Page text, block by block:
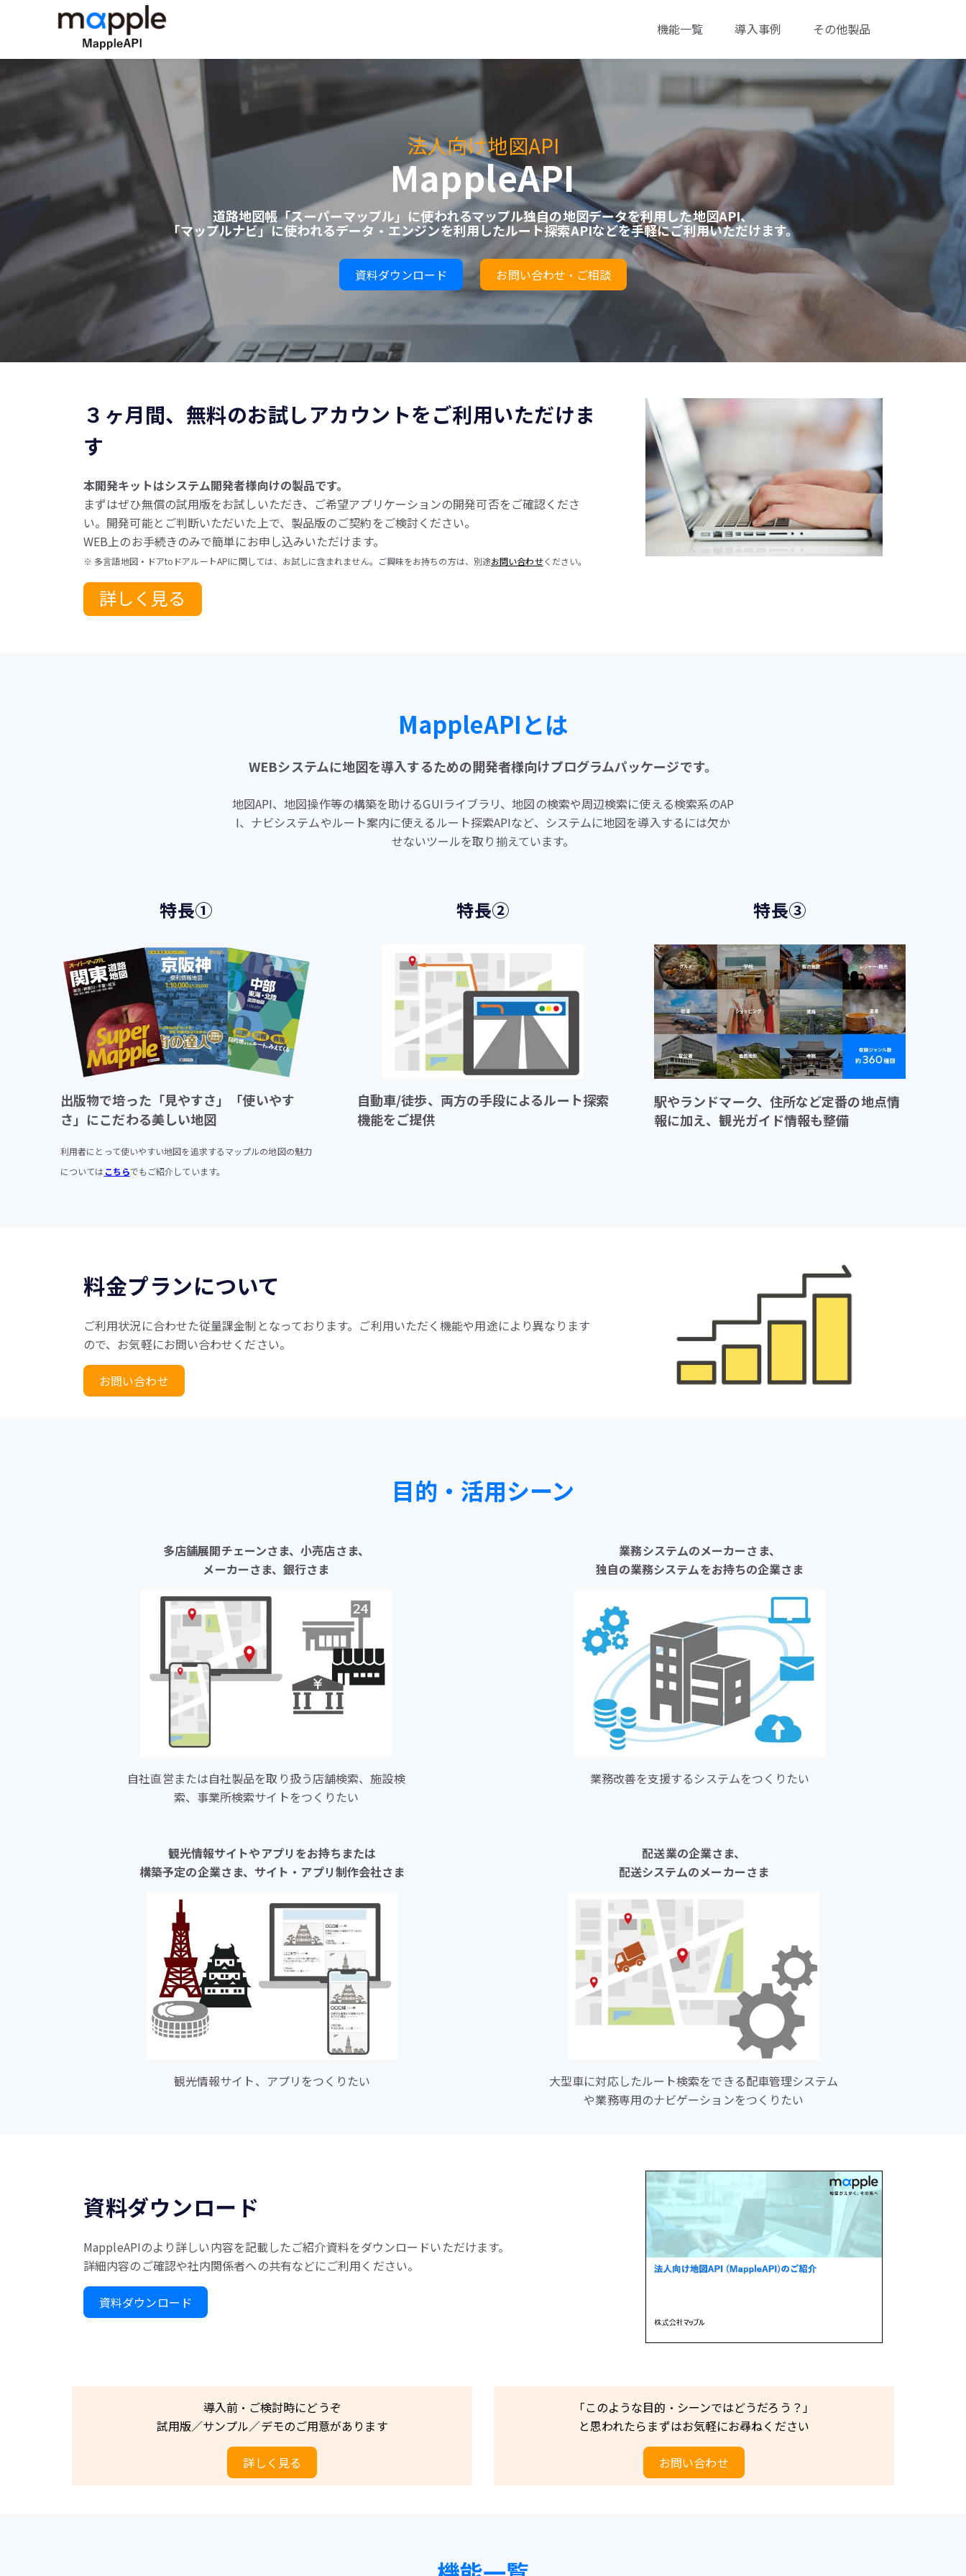
機能一覧 導入事例 その他製品
法人向け地図API
MappleAPI
道路地図帳「スーパーマップル」に使われるマップル独自の地図データを利用した地図API、
「マップルナビ」に使われるデータ・エンジンを利用したルート探索APIなどを手軽にご利用いただけます。
資料ダウンロード お問い合わせ・ご相談
３ヶ月間、無料のお試しアカウントをご利用いただけま
す
本開発キットはシステム開発者様向けの製品です。
まずはぜひ無償の試用版をお試しいただき、ご希望アプリケーションの開発可否をご確認くださ
い。開発可能とご判断いただいた上で、製品版のご契約をご検討ください。
WEB上のお手続きのみで簡単にお申し込みいただけます。
※ 多言語地図・ドアtoドアルートAPIに関しては、お試しに含まれません。ご興味をお持ちの方は、別途お問い合わせください。
詳しく見る
MappleAPIとは
WEBシステムに地図を導入するための開発者様向けプログラムパッケージです。
地図API、地図操作等の構築を助けるGUIライブラリ、地図の検索や周辺検索に使える検索系のAP
I、ナビシステムやルート案内に使えるルート探索APIなど、システムに地図を導入するには欠か
せないツールを取り揃えています。
特長①
出版物で培った「見やすさ」「使いやす
さ」にこだわる美しい地図
利用者にとって使いやすい地図を追求するマップルの地図の魅力
については こちらでもご紹介しています。
特長②
自動車/徒歩、両方の手段によるルート探索
機能をご提供
特長③
駅やランドマーク、住所など定番の地点情
報に加え、観光ガイド情報も整備
料金プランについて
ご利用状況に合わせた従量課金制となっております。ご利用いただく機能や用途により異なります
ので、お気軽にお問い合わせください。
お問い合わせ
目的・活用シーン
多店舗展開チェーンさま、小売店さま、
メーカーさま、銀行さま
自社直営または自社製品を取り扱う店舗検索、施設検
索、事業所検索サイトをつくりたい
業務システムのメーカーさま、
独自の業務システムをお持ちの企業さま
業務改善を支援するシステムをつくりたい
観光情報サイトやアプリをお持ちまたは
構築予定の企業さま、サイト・アプリ制作会社さま
観光情報サイト、アプリをつくりたい
配送業の企業さま、
配送システムのメーカーさま
大型車に対応したルート検索をできる配車管理システム
や業務専用のナビゲーションをつくりたい
資料ダウンロード
MappleAPIのより詳しい内容を記載したご紹介資料をダウンロードいただけます。
詳細内容のご確認や社内関係者への共有などにご利用ください。
資料ダウンロード
導入前・ご検討時にどうぞ
試用版／サンプル／デモのご用意があります
詳しく見る
「このような目的・シーンではどうだろう？」
と思われたらまずはお気軽にお尋ねください
お問い合わせ